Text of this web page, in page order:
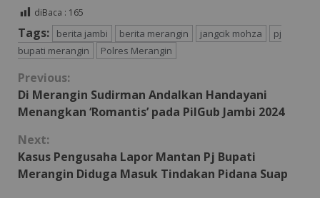
diBaca : 165
Tags: berita jambi berita merangin jangcik mohza
pj
bupati merangin
Polres Merangin
Continue
Reading
Previous:
Di Merangin Sudirman Andalkan Handayani
Menangkan ‘Romantis’ pada PilGub Jambi 2024
Next:
Kasus Pengusaha Lapor Mantan Pj Bupati
Merangin Diduga Masuk Tindakan Pidana Suap